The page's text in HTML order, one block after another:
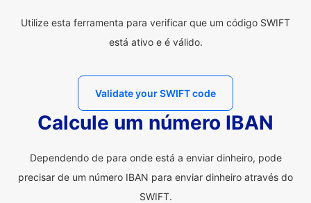
Utilize esta ferramenta para verificar que um código SWIFT
está ativo e é válido.
Validate your SWIFT code
Calcule um número IBAN
Dependendo de para onde está a enviar dinheiro, pode
precisar de um número IBAN para enviar dinheiro através do
SWIFT.